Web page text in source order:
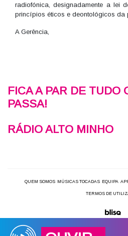
radiofónica, designadamente a lei
princípios éticos e deontológicos da
A Gerência,
FICA A PAR DE TUDO
PASSA!
RÁDIO ALTO MINHO
QUEM SOMOS MÚSICAS TOCADAS EQUIPA
TERMOS DE